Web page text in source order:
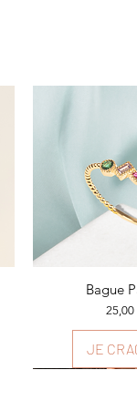
Aperçu
Bague
Prix
25,00
JE